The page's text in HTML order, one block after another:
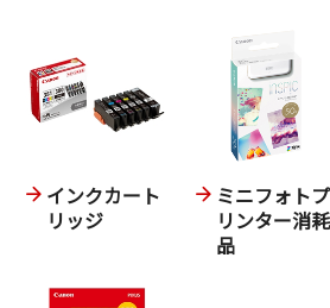
インクカート
リッジ
ミニフォトプ
リンター消耗
品